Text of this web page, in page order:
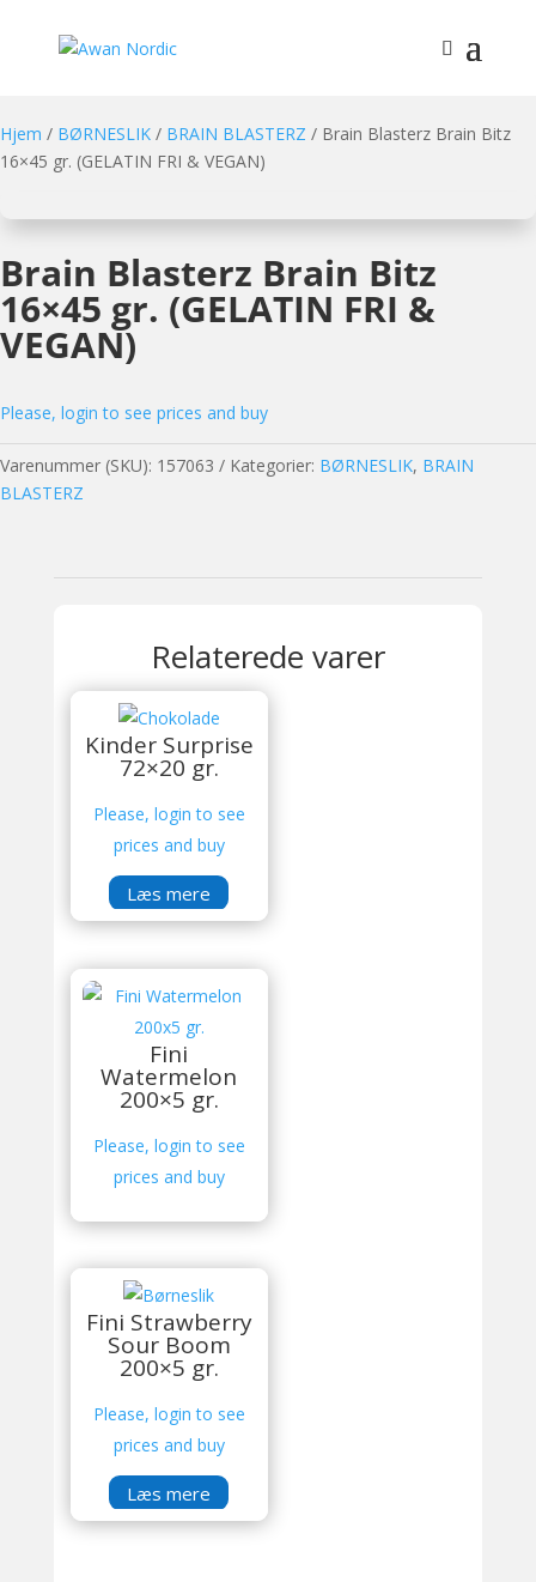
Hjem / BØRNESLIK / BRAIN BLASTERZ / Brain Blasterz Brain Bitz
16×45 gr. (GELATIN FRI & VEGAN)
Brain Blasterz Brain Bitz
16×45 gr. (GELATIN FRI &
VEGAN)
Please, login to see prices and buy
Varenummer (SKU): 157063 Kategorier: BØRNESLIK, BRAIN
BLASTERZ
Relaterede varer
Kinder Surprise
72×20 gr.
Please, login to see
prices and buy
Læs mere
Fini
Watermelon
200×5 gr.
Please, login to see
prices and buy
Fini Strawberry
Sour Boom
200×5 gr.
Please, login to see
prices and buy
Læs mere